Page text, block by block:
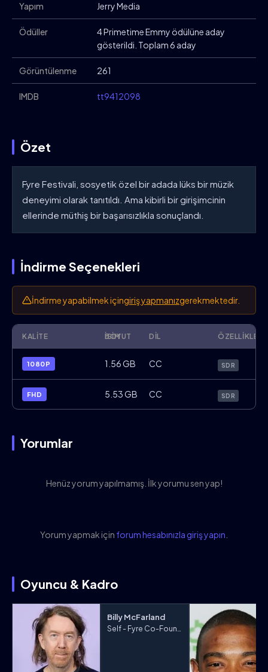
Yapım Jerry Media
Ödüller
4 Primetime Emmy ödülüne aday
gösterildi. Toplam 6 aday
Görüntülenme 261
IMDB tt9412098
Özet
Fyre Festivali, sosyetik özel bir adada lüks bir müzik
deneyimi olarak tanıtıldı. Ama kibirli bir girişimcinin
ellerinde müthiş bir başarısızlıkla sonuçlandı.
İndirme Seçenekleri
İndirme yapabilmek içingiriş yapmanızgerekmektedir.
KALITE İSIM
BOYUT DIL ÖZELLIKLER
1080P 1.56 GB CC SDR
FHD 5.53 GB CC SDR
Yorumlar
Henüz yorum yapılmamış. İlk yorumu sen yap!
Yorum yapmak için forum hesabınızla giriş yapın
Oyuncu & Kadro
Billy McFarland
Self - Fyre Co-Founder (archive footage)